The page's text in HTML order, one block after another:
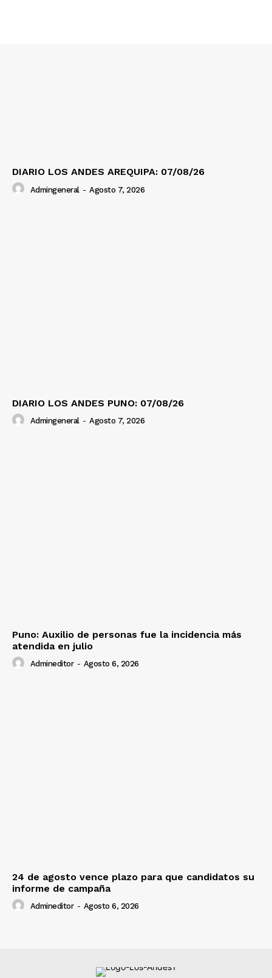
DIARIO LOS ANDES AREQUIPA: 07/08/26
Admingeneral - Agosto 7, 2026
DIARIO LOS ANDES PUNO: 07/08/26
Admingeneral - Agosto 7, 2026
Puno: Auxilio de personas fue la incidencia más
atendida en julio
Admineditor - Agosto 6, 2026
24 de agosto vence plazo para que candidatos su
informe de campaña
Admineditor - Agosto 6, 2026